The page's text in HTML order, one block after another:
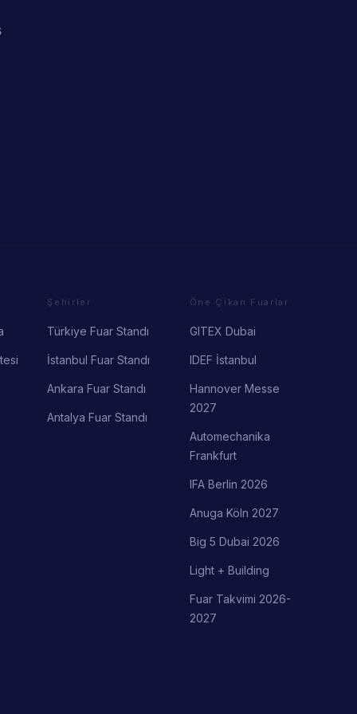
Şehirler
Türkiye Fuar Standı
İstanbul Fuar Standı
Ankara Fuar Standı
Antalya Fuar Standı
Öne Çıkan Fuarlar
GITEX Dubai
IDEF İstanbul
Hannover Messe
2027
Automechanika
Frankfurt
IFA Berlin 2026
Anuga Köln 2027
Big 5 Dubai 2026
Light + Building
Fuar Takvimi 2026-
2027